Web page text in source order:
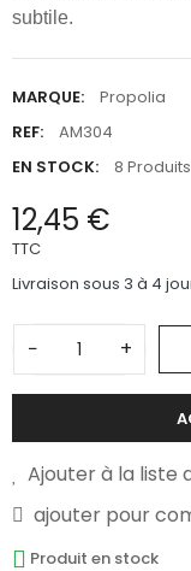
subtile.
MARQUE:
Propolia
REF:
AM304
EN STOCK:
8 Produits
12,45 €
TTC
Livraison sous 3 à 4
− +
Ajouter à la liste
ajouter pour
Produit en stock